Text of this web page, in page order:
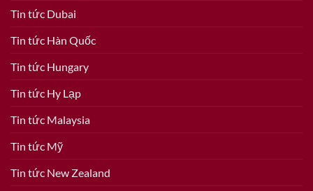
Tin tức Dubai
Tin tức Hàn Quốc
Tin tức Hungary
Tin tức Hy Lạp
Tin tức Malaysia
Tin tức Mỹ
Tin tức New Zealand